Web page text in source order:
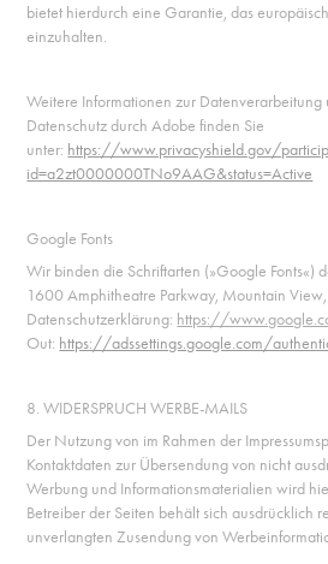
bietet hierdurch eine Garantie, das
einzuhalten.
Weitere Informationen zur Datenverarbeitung
Datenschutz durch Adobe finden Sie
unter: https://www.privacyshield.gov/
id=a2zt0000000TNo9AAG&status=Active
Google Fonts
Wir binden die Schriftarten (»Google Fonts«)
1600 Amphitheatre Parkway, Mountain
Datenschutzerklärung: https://
Out: https://adssettings.google.com/
8. WIDERSPRUCH WERBE-MAILS
Der Nutzung von im Rahmen der
Kontaktdaten zur Übersendung von nicht
Werbung und Informationsmaterialien wird
Betreiber der Seiten behält sich ausdrücklich
unverlangten Zusendung von